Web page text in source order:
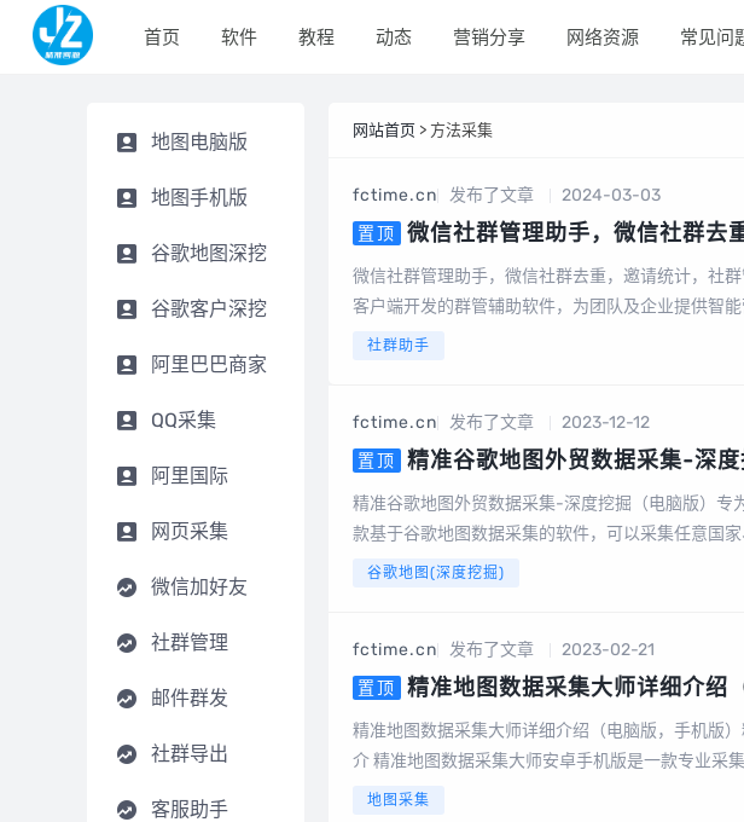
首页 软件 教程 动态 营销分享 网络资源 常见问
网站首页 > 方法采集
fctime.cn 发布了文章
2024-03-03
置顶
微信社群管理助手，微信社群去
社群运营、社群裂变、积分营销、群
清理僵尸粉等等智能功能
微信社群管理助手，微信社群去重，邀请统计，社
客户端开发的群管辅助软件，为团队及企业提供智
员说明1、不限群，不限微信号，同一台设备无限多
社群助手
fctime.cn 发布了文章
2023-12-12
置顶
精准谷歌地图外贸数据采集-深度
精准谷歌地图外贸数据采集-深度挖掘（电脑版）专
款基于谷歌地图数据采集的软件，可以采集任意国
电话号码、邮件地址等数据。可以批量输入关键词
谷歌地图(深度挖掘)
fctime.cn 发布了文章
2023-02-21
置顶
精准地图数据采集大师详细介绍
版）
精准地图数据采集大师详细介绍（电脑版，手机版
介 精准地图数据采集大师安卓手机版是一款专业采
德地图、搜狗地图、腾讯地图、图吧...
地图采集
地图电脑版
地图手机版
谷歌地图深挖
谷歌客户深挖
阿里巴巴商家
QQ采集
阿里国际
网页采集
微信加好友
社群管理
邮件群发
社群导出
客服助手